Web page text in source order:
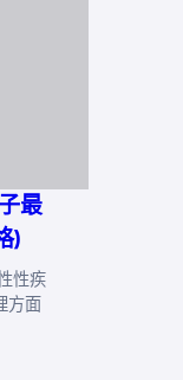
最
)
性疾
方面